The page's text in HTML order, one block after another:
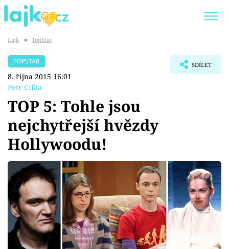
SHOPAHOLICADEL
Témata
Showbyznys
Youtubeři
Virály
Sex a vztahy
Lajk ■ TopStar
TOPSTAR
8. října 2015 16:01
Petr Cífka
SDÍLET
TOP 5: Tohle jsou
nejchytřejší hvězdy
Hollywoodu!